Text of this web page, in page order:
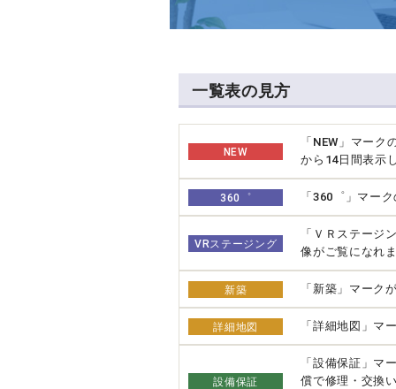
一覧表の見方
NEW
「NEW」マー
から14日間表示
360゜ 「360゜」マー
VRステージング
「ＶＲステージ
像がご覧になれ
新築 「新築」マーク
詳細地図 「詳細地図」マ
設備保証
「設備保証」マ
償で修理・交換